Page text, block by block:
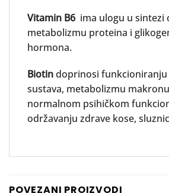
Vitamin B6 ima ulogu u sintezi
metabolizmu proteina i
hormona.
Biotindoprinosi funkcioniranju
sustava, metabolizmu
normalnom psihičkom
održavanju zdrave kose,
POVEZANI PROIZVODI